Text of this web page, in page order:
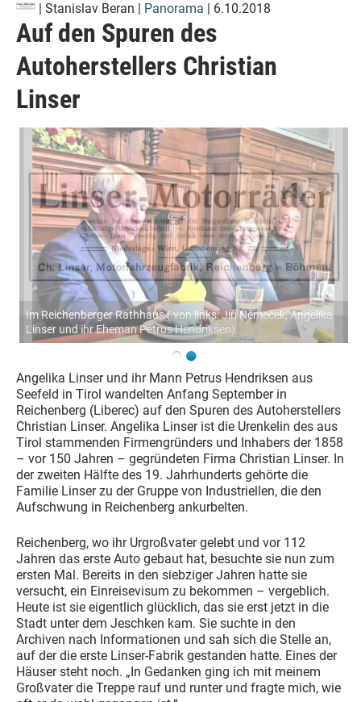
| Stanislav Beran | Panorama | 6.10.2018
Auf den Spuren des
Autoherstellers Christian
Linser
Im Reichenberger Rathhaus ( von links: Jiří Němeček, Angelika
Linser und ihr Eheman Petrus Hendriksen)
Angelika Linser und ihr Mann Petrus Hendriksen aus
Seefeld in Tirol wandelten Anfang September in
Reichenberg (Liberec) auf den Spuren des Autoherstellers
Christian Linser. Angelika Linser ist die Urenkelin des aus
Tirol stammenden Firmengründers und Inhabers der 1858
– vor 150 Jahren – gegründeten Firma Christian Linser. In
der zweiten Hälfte des 19. Jahrhunderts gehörte die
Familie Linser zu der Gruppe von Industriellen, die den
Aufschwung in Reichenberg ankurbelten.
Reichenberg, wo ihr Urgroßvater gelebt und vor 112
Jahren das erste Auto gebaut hat, besuchte sie nun zum
ersten Mal. Bereits in den siebziger Jahren hatte sie
versucht, ein Einreisevisum zu bekommen – vergeblich.
Heute ist sie eigentlich glücklich, das sie erst jetzt in die
Stadt unter dem Jeschken kam. Sie suchte in den
Archiven nach Informationen und sah sich die Stelle an,
auf der die erste Linser-Fabrik gestanden hatte. Eines der
Häuser steht noch. „In Gedanken ging ich mit meinem
Großvater die Treppe rauf und runter und fragte mich, wie